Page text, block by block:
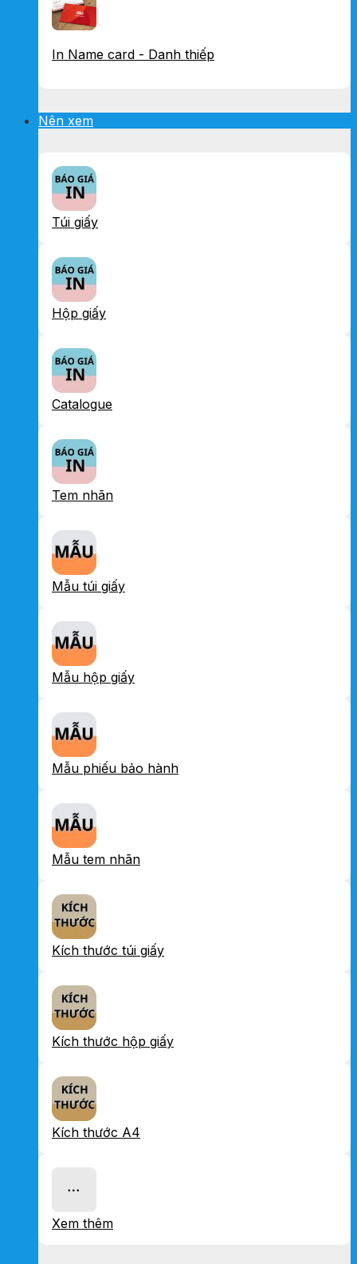
In Name card - Danh thiếp
Nên xem
Túi giấy
Hộp giấy
Catalogue
Tem nhãn
Mẫu túi giấy
Mẫu hộp giấy
Mẫu phiếu bảo hành
Mẫu tem nhãn
Kích thước túi giấy
Kích thước hộp giấy
Kích thước A4
Xem thêm